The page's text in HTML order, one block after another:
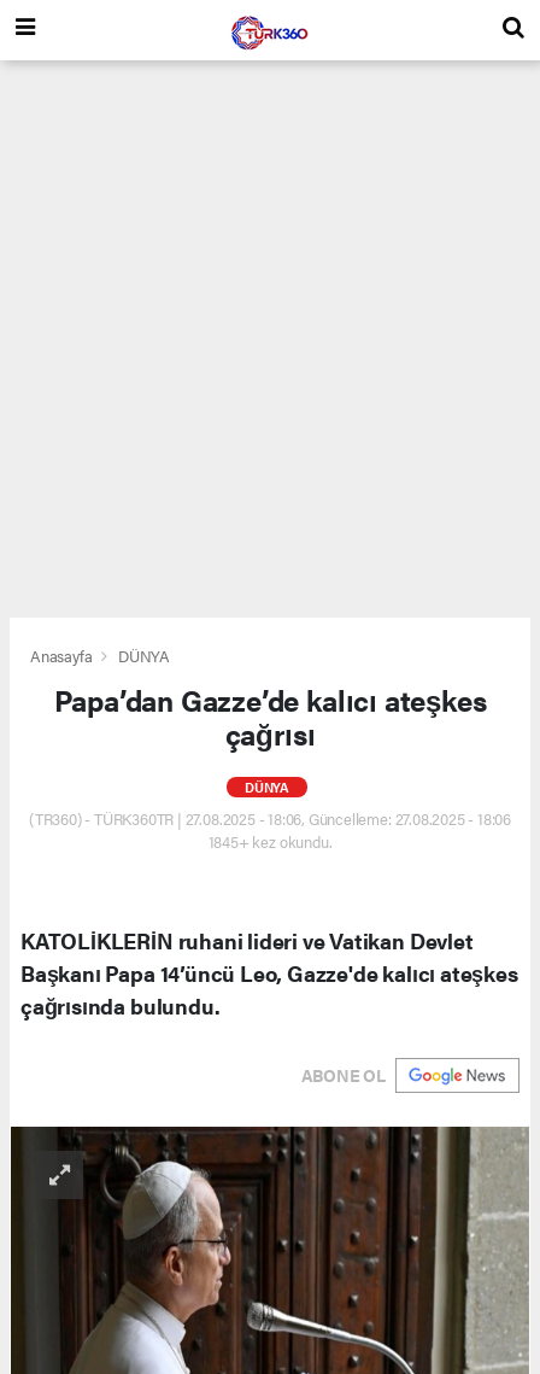
Anasayfa DÜNYA
Papa’dan Gazze’de kalıcı ateşkes
çağrısı
DÜNYA
(TR360) - TÜRK360TR | 27.08.2025 - 18:06, Güncelleme: 27.08.2025 - 18:06
1845+ kez okundu.
KATOLİKLERİN ruhani lideri ve Vatikan Devlet
Başkanı Papa 14’üncü Leo, Gazze'de kalıcı ateşkes
çağrısında bulundu.
ABONE OL